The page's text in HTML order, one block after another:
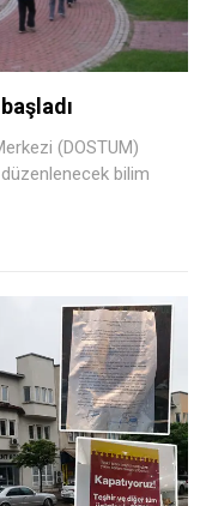
(DOSTUM)
düzenlenecek bilim